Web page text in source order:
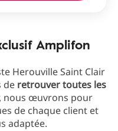
Amplifon
Herouville Saint Clair
de retrouver toutes les
nous œuvrons pour
de chaque client et
adaptée.